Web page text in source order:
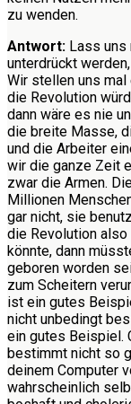
zu wenden.
Antwort: Lass uns
unterdrückt
Wir stellen uns mal
die Revolution
dann wäre es nie
die breite Masse,
und die Arbeiter
wir die ganze Zeit
zwar die Armen.
Millionen
gar nicht, sie
die Revolution
könnte, dann
geboren worden
zum Scheitern
ist ein gutes
nicht unbedingt
ein gutes Beispiel.
bestimmt nicht so
deinem Computer
wahrscheinlich